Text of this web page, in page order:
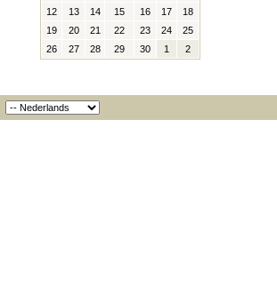
12
13 14 15 16 17
18
19
20 21 22 23 24
25
26
27 28 29 30 1 2